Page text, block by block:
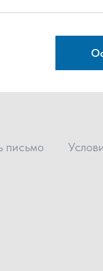
письмо